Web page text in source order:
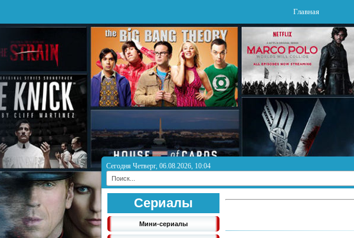
Главная
Сегодня Четверг, 06.08.2026, 10:04
Сериалы
Мини-сериалы